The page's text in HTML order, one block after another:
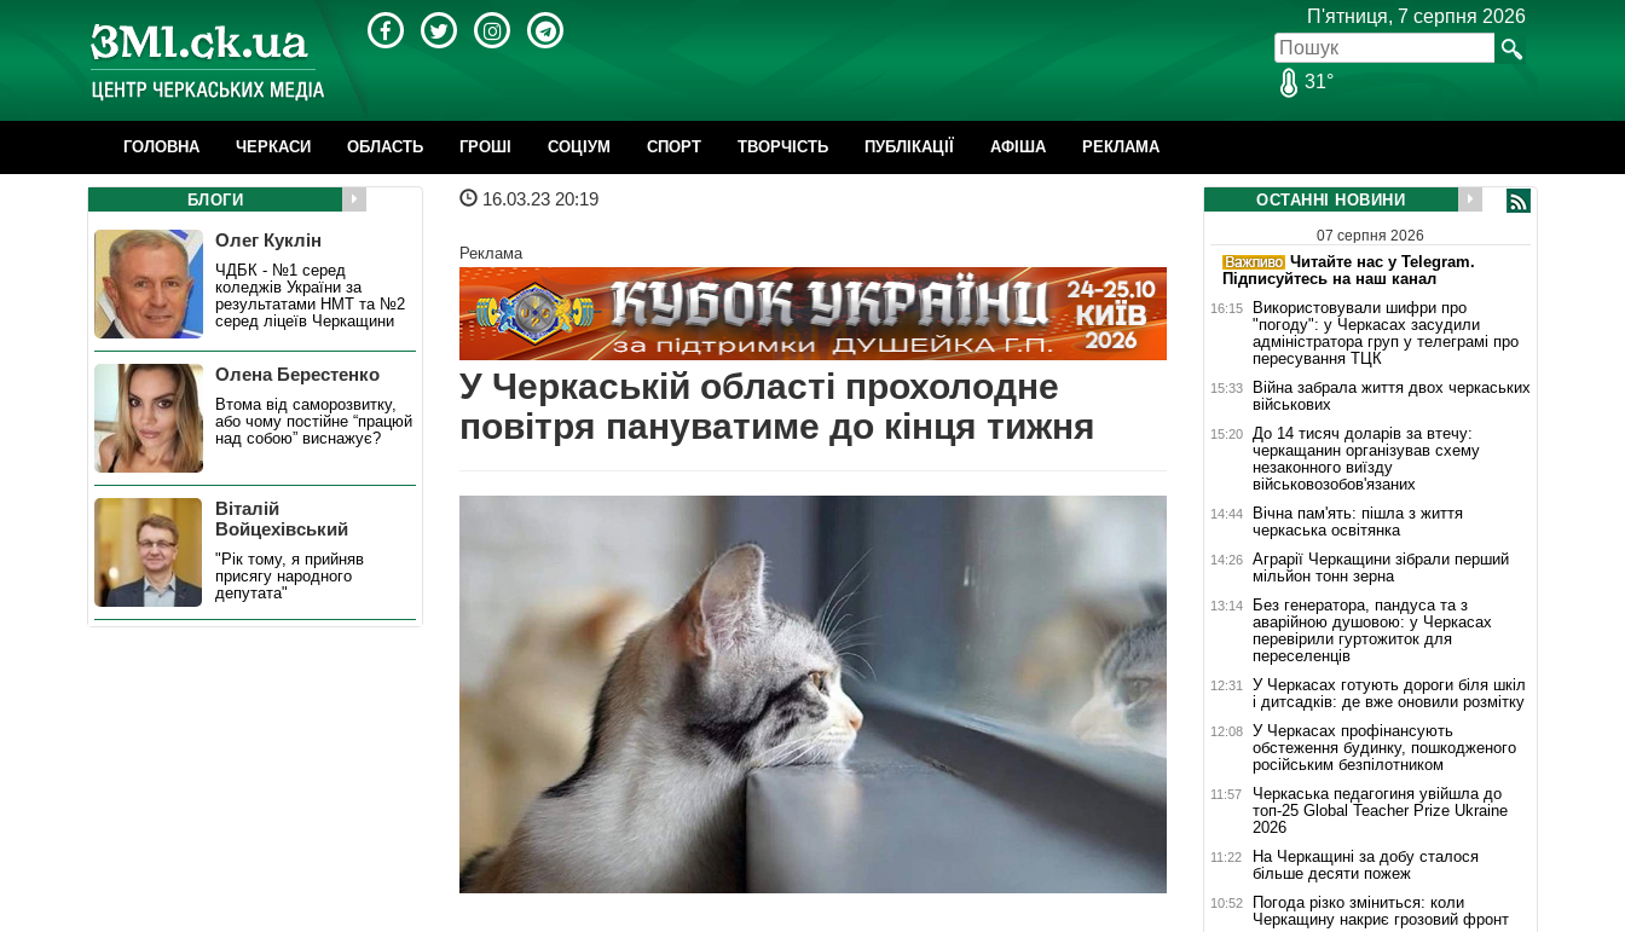
П'ятниця, 7 серпня 2026
31°
ГОЛОВНА ЧЕРКАСИ ОБЛАСТЬ ГРОШІ CОЦІУМ СПОРТ ТВОРЧІСТЬ ПУБЛІКАЦІЇ АФІША РЕКЛАМА
16.03.23 20:19
Реклама
У Черкаській області прохолодне
повітря пануватиме до кінця тижня
БЛОГИ
Олег Куклін
ЧДБК - №1 серед
коледжів України за
результатами НМТ та №2
серед ліцеїв Черкащини
Олена Берестенко
Втома від саморозвитку,
або чому постійне “працюй
над собою” виснажує?
Віталій
Войцехівський
"Рік тому, я прийняв
присягу народного
депутата"
ОСТАННІ НОВИНИ
07 серпня 2026
Читайте нас у Telegram.
Підписуйтесь на наш канал
16:15
Використовували шифри про
"погоду": у Черкасах засудили
адміністратора груп у телеграмі про
пересування ТЦК
15:33
Війна забрала життя двох черкаських
військових
15:20
До 14 тисяч доларів за втечу:
черкащанин організував схему
незаконного виїзду
військовозобов'язаних
14:44
Вічна пам'ять: пішла з життя
черкаська освітянка
14:26
Аграрії Черкащини зібрали перший
мільйон тонн зерна
13:14
Без генератора, пандуса та з
аварійною душовою: у Черкасах
перевірили гуртожиток для
переселенців
12:31
У Черкасах готують дороги біля шкіл
і дитсадків: де вже оновили розмітку
12:08
У Черкасах профінансують
обстеження будинку, пошкодженого
російським безпілотником
11:57
Черкаська педагогиня увійшла до
топ-25 Global Teacher Prize Ukraine
2026
11:22
На Черкащині за добу сталося
більше десяти пожеж
10:52
Погода різко зміниться: коли
Черкащину накриє грозовий фронт